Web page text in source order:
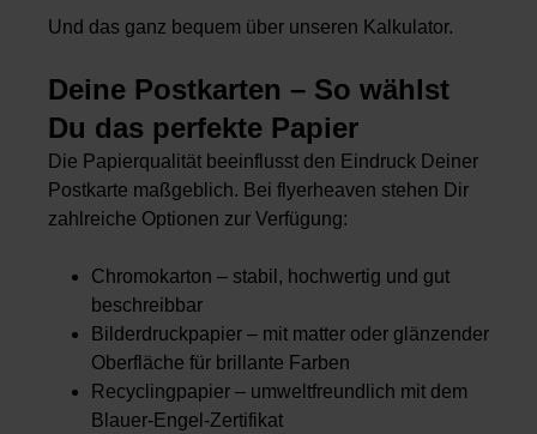
Und das ganz bequem über unseren Kalkulator.
Deine Postkarten – So wählst
Du das perfekte Papier
Die Papierqualität beeinflusst den Eindruck Deiner
Postkarte maßgeblich. Bei flyerheaven stehen Dir
zahlreiche Optionen zur Verfügung:
Chromokarton – stabil, hochwertig und gut
beschreibbar
Bilderdruckpapier – mit matter oder glänzender
Oberfläche für brillante Farben
Recyclingpapier – umweltfreundlich mit dem
Blauer-Engel-Zertifikat